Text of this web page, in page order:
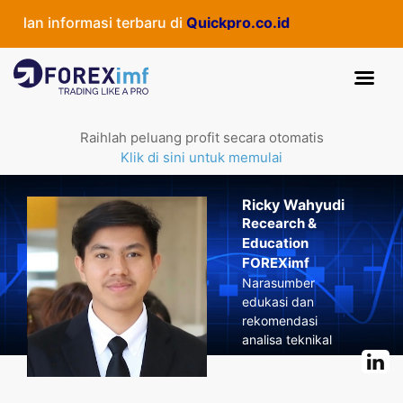
informasi terbaru diQuickpro.co.id
Raihlah peluang profit secara otomatis
Klik di sini untuk memulai
Ricky Wahyudi
Recearch &
Education
FOREXimf
Narasumber
edukasi dan
rekomendasi
analisa teknikal